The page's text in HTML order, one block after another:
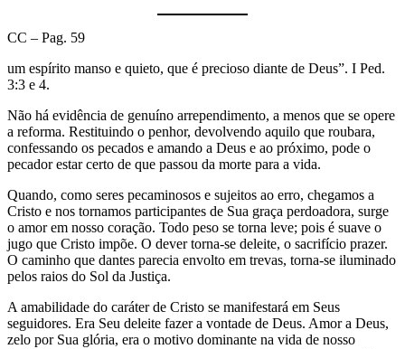
CC – Pag. 59
um espírito manso e quieto, que é precioso diante de Deus”. I Ped.
3:3 e 4.
Não há evidência de genuíno arrependimento, a menos que se opere
a reforma. Restituindo o penhor, devolvendo aquilo que roubara,
confessando os pecados e amando a Deus e ao próximo, pode o
pecador estar certo de que passou da morte para a vida.
Quando, como seres pecaminosos e sujeitos ao erro, chegamos a
Cristo e nos tornamos participantes de Sua graça perdoadora, surge
o amor em nosso coração. Todo peso se torna leve; pois é suave o
jugo que Cristo impõe. O dever torna-se deleite, o sacrifício prazer.
O caminho que dantes parecia envolto em trevas, torna-se iluminado
pelos raios do Sol da Justiça.
A amabilidade do caráter de Cristo se manifestará em Seus
seguidores. Era Seu deleite fazer a vontade de Deus. Amor a Deus,
zelo por Sua glória, era o motivo dominante na vida de nosso